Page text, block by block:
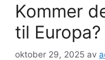
Kommer
til Europa?
oktober 29, 2025 av